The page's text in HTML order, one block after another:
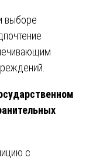
выборе
с